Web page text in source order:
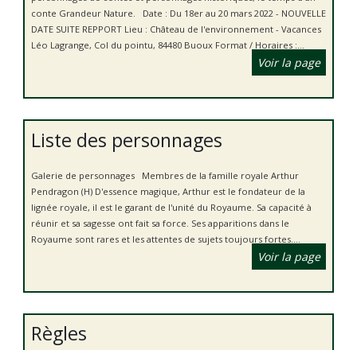
conte Grandeur Nature. Date : Du 18er au 20 mars 2022 - NOUVELLE
DATE SUITE REPPORT Lieu : Château de l'environnement - Vacances
Léo Lagrange, Col du pointu, 84480 Buoux Format / Horaires :...
Voir la page
Liste des personnages
Galerie de personnages Membres de la famille royale Arthur
Pendragon (H) D'essence magique, Arthur est le fondateur de la
lignée royale, il est le garant de l'unité du Royaume. Sa capacité à
réunir et sa sagesse ont fait sa force. Ses apparitions dans le
Royaume sont rares et les attentes de sujets toujours fortes....
Voir la page
Règles